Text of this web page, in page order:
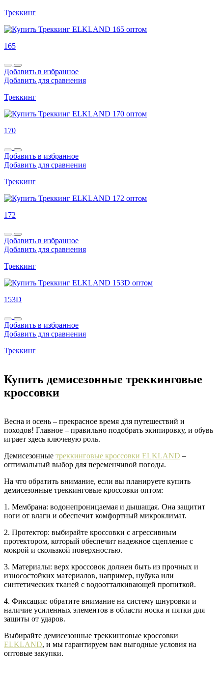
Треккинг
165
Добавить в избранное
Добавить для сравнения
Треккинг
170
Добавить в избранное
Добавить для сравнения
Треккинг
172
Добавить в избранное
Добавить для сравнения
Треккинг
153D
Добавить в избранное
Добавить для сравнения
Треккинг
Купить демисезонные треккинговые
кроссовки
Весна и осень – прекрасное время для путешествий и
походов! Главное – правильно подобрать экипировку, и обувь
играет здесь ключевую роль.
Демисезонные треккинговые кроссовки ELKLAND –
оптимальный выбор для переменчивой погоды.
На что обратить внимание, если вы планируете купить
демисезонные треккинговые кроссовки оптом:
1. Мембрана: водонепроницаемая и дышащая. Она защитит
ноги от влаги и обеспечит комфортный микроклимат.
2. Протектор: выбирайте кроссовки с агрессивным
протектором, который обеспечит надежное сцепление с
мокрой и скользкой поверхностью.
3. Материалы: верх кроссовок должен быть из прочных и
износостойких материалов, например, нубука или
синтетических тканей с водоотталкивающей пропиткой.
4. Фиксация: обратите внимание на систему шнуровки и
наличие усиленных элементов в области носка и пятки для
защиты от ударов.
Выбирайте демисезонные треккинговые кроссовки
ELKLAND, и мы гарантируем вам выгодные условия на
оптовые закупки.